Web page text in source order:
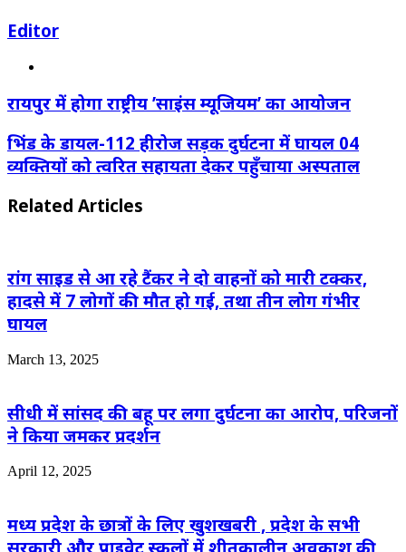
Editor
रायपुर में होगा राष्ट्रीय ’साइंस म्यूजियम’ का आयोजन
भिंड के डायल-112 हीरोज सड़क दुर्घटना में घायल 04
व्यक्तियों को त्वरित सहायता देकर पहुँचाया अस्पताल
Related Articles
रांग साइड से आ रहे टैंकर ने दो वाहनों को मारी टक्कर,
हादसे में 7 लोगों की मौत हो गई, तथा तीन लोग गंभीर
घायल
March 13, 2025
सीधी में सांसद की बहू पर लगा दुर्घटना का आरोप, परिजनों
ने किया जमकर प्रदर्शन
April 12, 2025
मध्य प्रदेश के छात्रों के लिए खुशखबरी , प्रदेश के सभी
सरकारी और प्राइवेट स्कूलों में शीतकालीन अवकाश की